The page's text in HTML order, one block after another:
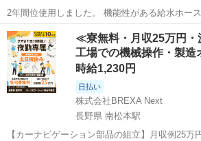
2年間位使用しました。 機能性がある給水ホー
要になりました。 交換するまで不具合も劣化も感
軽にメッセージください😊
新潟 新潟市 豊栄駅 生活家電 ホ
≪寮無料・月収25万円
工場での機械操作・製
時給1,230円
日払い
株式会社BREXA Next
長野県 南松本駅
【カーナビゲーション部品の組立】月収例25万